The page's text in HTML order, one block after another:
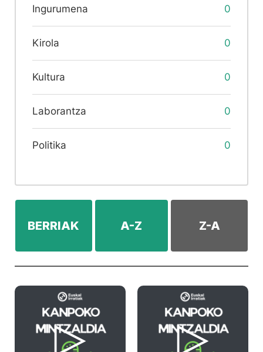
Ingurumena 0
Kirola 0
Kultura 0
Laborantza 0
Politika 0
BERRIAK A-Z Z-A